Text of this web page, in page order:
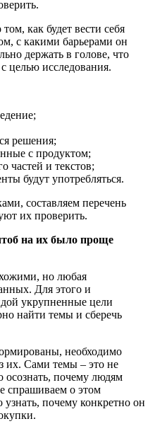
как будет вести себя
с какими барьерами он
держать в голове, что
целью исследования.
решения;
с продуктом;
частей и текстов;
будут употребляться.
составляем перечень
их проверить.
на их было проще
но любая
Для этого и
укрупненные цели
найти темы и сберечь
необходимо
их. Сами темы – это не
почему людям
спрашиваем о этом
почему конкретно он